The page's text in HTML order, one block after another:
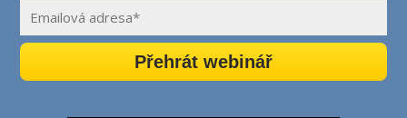
Přehrát webinář